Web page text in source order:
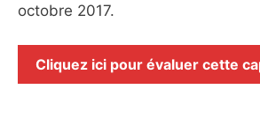
octobre 2017.
Cliquez ici pour évaluer cette